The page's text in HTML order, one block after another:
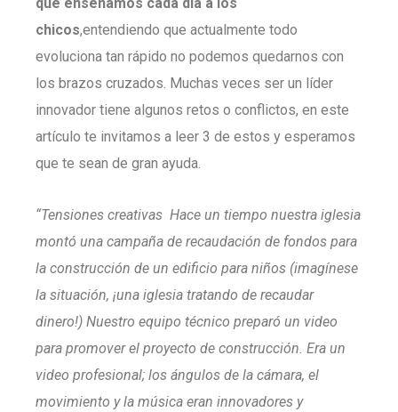
chicos,entendiendo que actualmente todo
evoluciona tan rápido no podemos quedarnos con
los brazos cruzados. Muchas veces ser un líder
innovador tiene algunos retos o conflictos, en este
artículo te invitamos a leer 3 de estos y esperamos
que te sean de gran ayuda.
“Tensiones creativas Hace un tiempo nuestra iglesia
montó una campaña de recaudación de fondos para
la construcción de un edificio para niños (imagínese
la situación, ¡una iglesia tratando de recaudar
dinero!) Nuestro equipo técnico preparó un video
para promover el proyecto de construcción. Era un
video profesional; los ángulos de la cámara, el
movimiento y la música eran innovadores y